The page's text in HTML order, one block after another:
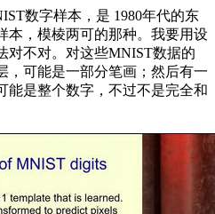
数字样本，是 1980年代的东
本，模棱两可的那种。我要用设
对不对。对这些MNIST数据的
，可能是一部分笔画；然后有一
能是整个数字，不过不是完全和